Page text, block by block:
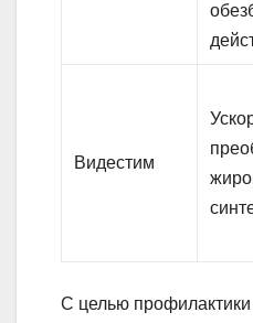
Видестим
С целью